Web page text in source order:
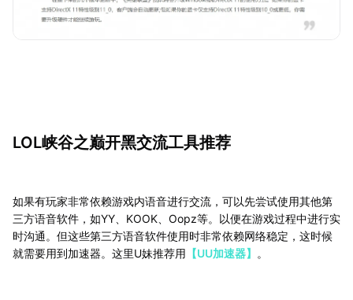
LOL峡谷之巅开黑交流工具推荐
如果有玩家非常依赖游戏内语音进行交流，可以先尝试使用其他第
三方语音软件，如YY、KOOK、Oopz等。以便在游戏过程中进行实
时沟通。但这些第三方语音软件使用时非常依赖网络稳定，这时候
就需要用到加速器。这里U妹推荐用 【UU加速器】 。